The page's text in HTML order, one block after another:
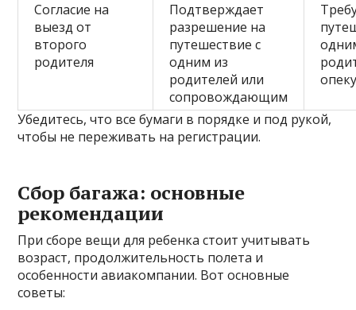
Согласие на
выезд от
второго
родителя
Подтверждает
разрешение на
путешествие с
одним из
родителей или
сопровождающим
Убедитесь, что все бумаги в порядке и под рукой,
чтобы не переживать на регистрации.
Сбор багажа: основные
рекомендации
При сборе вещи для ребенка стоит учитывать
возраст, продолжительность полета и
особенности авиакомпании. Вот основные
советы: